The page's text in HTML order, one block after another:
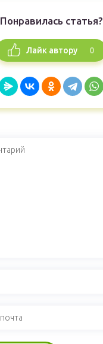
Понравилась статья?
Лайк автору 0